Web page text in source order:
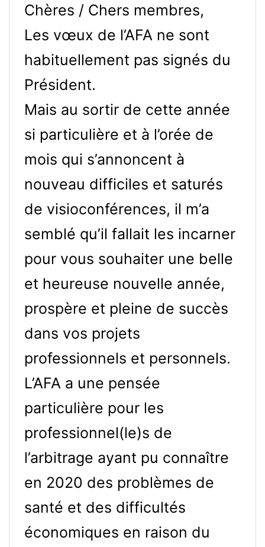
Chères / Chers membres,
Les vœux de l’AFA ne sont
habituellement pas signés du
Président.
Mais au sortir de cette année
si particulière et à l’orée de
mois qui s’annoncent à
nouveau difficiles et saturés
de visioconférences, il m’a
semblé qu’il fallait les incarner
pour vous souhaiter une belle
et heureuse nouvelle année,
prospère et pleine de succès
dans vos projets
professionnels et personnels.
L’AFA a une pensée
particulière pour les
professionnel(le)s de
l’arbitrage ayant pu connaître
en 2020 des problèmes de
santé et des difficultés
économiques en raison du